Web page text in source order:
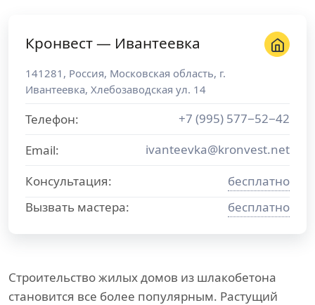
Строительство жилых домов из шлакобетона
становится все более популярным. Растущий
Кронвест — Ивантеевка
141281 , Россия, Московская область, г.
Ивантеевка, Хлебозаводская ул. 14
Телефон:
+7 (995) 577−52−42
Email:
ivanteevka@kronvest.net
Консультация:
бесплатно
Вызвать мастера:
бесплатно